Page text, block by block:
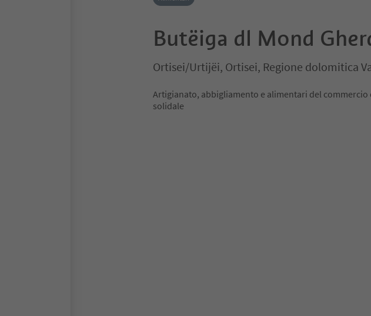
Butëiga dl Mond
Ortisei/Urtijëi, Ortisei, Regione dolomitica
Artigianato, abbigliamento e alimentari del commercio
solidale